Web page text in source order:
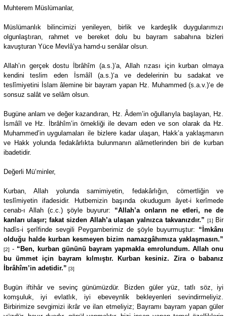
Muhterem Müslümanlar,
Müslümanlık bilincimizi yenileyen, birlik ve kardeşlik duygularımızı
olgunlaştıran, rahmet ve bereket dolu bu bayram sabahına bizleri
kavuşturan Yüce Mevlâ’ya hamd-u senâlar olsun.
Allah’ın gerçek dostu İbrâhîm (a.s.)’a, Allah rızası için kurban olmaya
kendini teslim eden İsmâîl (a.s.)‘a ve dedelerinin bu sadakat ve
teslîmiyetini İslam âlemine bir bayram yapan Hz. Muhammed (s.a.v.)‘e de
sonsuz salât ve selâm olsun.
Bugüne anlam ve değer kazandıran, Hz. Âdem’in oğullarıyla başlayan, Hz.
İsmâîl ve Hz. İbrâhîm’in örnekliği ile devam eden ve son olarak da Hz.
Muhammed’in uygulamaları ile bizlere kadar ulaşan, Hakk’a yaklaşmanın
ve Hakk yolunda fedakârlıkta bulunmanın alâmetlerinden biri de kurban
ibadetidir.
Değerli Mü’minler,
Kurban, Allah yolunda samimiyetin, fedakârlığın, cömertliğin ve
teslîmiyetin ifadesidir. Hutbemizin başında okudugum âyet-i kerîmede
cenab-ı Allah (c.c.) şöyle buyurur: “Allah’a onların ne etleri, ne de
kanları ulaşır; fakat sizden Allah’a ulaşan yalnızca takvanızdır.” [1]
Bir
hadîs-i şerîfinde sevgili Peygamberimiz de şöyle buyurmuştur: “İmkânı
olduğu halde kurban kesmeyen bizim namazgâhımıza yaklaşmasın.”
[2] - “Ben, kurban gününü bayram yapmakla emrolundum. Allah onu
bu ümmet için bayram kılmıştır. Kurban kesiniz. Zira o babanız
İbrâhîm’in adetidir.” [3]
Bugün iftihâr ve sevinç günümüzdür. Bizden güler yüz, tatlı söz, iyi
komşuluk, iyi evlatlık, iyi ebeveynlik bekleyenleri sevindirmeliyiz.
Birbirimize sevgimizi ikrâr ve ilan etmeliyiz; Bayramı bayram yapan güler